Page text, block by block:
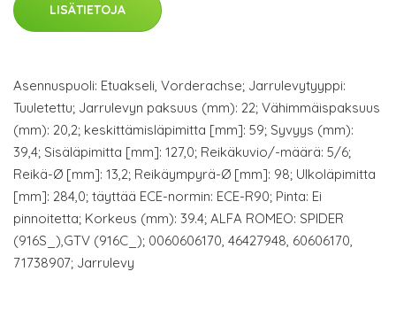
LISÄTIETOJA
Asennuspuoli: Etuakseli, Vorderachse; Jarrulevytyyppi:
Tuuletettu; Jarrulevyn paksuus (mm): 22; Vähimmäispaksuus
(mm): 20,2; keskittämisläpimitta [mm]: 59; Syvyys (mm):
39,4; Sisäläpimitta [mm]: 127,0; Reikäkuvio/-määrä: 5/6;
Reikä-Ø [mm]: 13,2; Reikäympyrä-Ø [mm]: 98; Ulkoläpimitta
[mm]: 284,0; täyttää ECE-normin: ECE-R90; Pinta: Ei
pinnoitetta; Korkeus (mm): 39.4; ALFA ROMEO: SPIDER
(916S_),GTV (916C_); 0060606170, 46427948, 60606170,
71738907; Jarrulevy